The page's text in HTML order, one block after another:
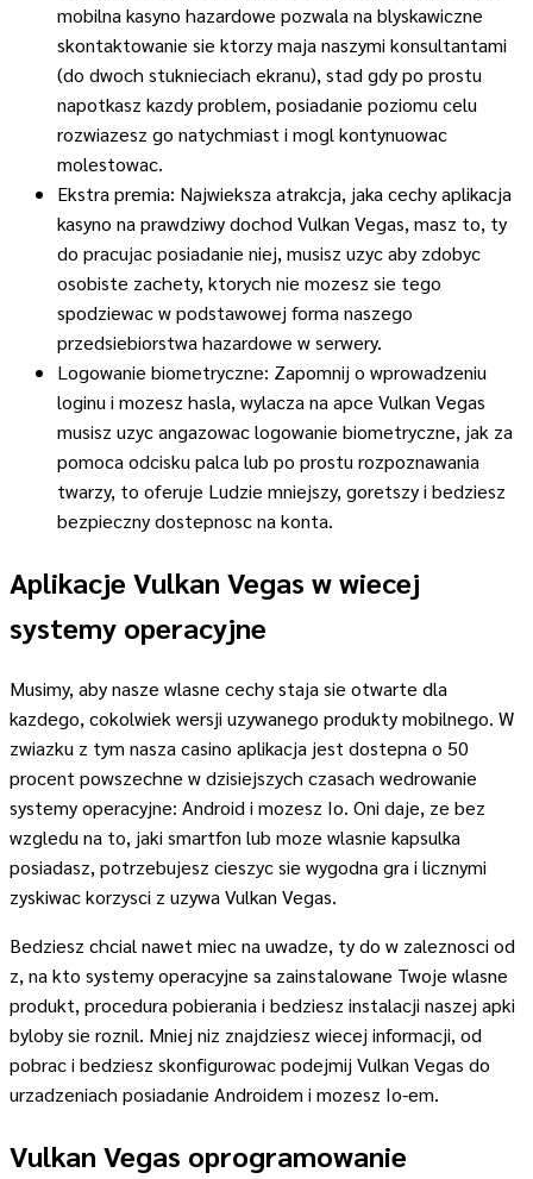
mobilna kasyno hazardowe pozwala na blyskawiczne
skontaktowanie sie ktorzy maja naszymi konsultantami
(do dwoch stuknieciach ekranu), stad gdy po prostu
napotkasz kazdy problem, posiadanie poziomu celu
rozwiazesz go natychmiast i mogl kontynuowac
molestowac.
Ekstra premia: Najwieksza atrakcja, jaka cechy aplikacja
kasyno na prawdziwy dochod Vulkan Vegas, masz to, ty
do pracujac posiadanie niej, musisz uzyc aby zdobyc
osobiste zachety, ktorych nie mozesz sie tego
spodziewac w podstawowej forma naszego
przedsiebiorstwa hazardowe w serwery.
Logowanie biometryczne: Zapomnij o wprowadzeniu
loginu i mozesz hasla, wylacza na apce Vulkan Vegas
musisz uzyc angazowac logowanie biometryczne, jak za
pomoca odcisku palca lub po prostu rozpoznawania
twarzy, to oferuje Ludzie mniejszy, goretszy i bedziesz
bezpieczny dostepnosc na konta.
Aplikacje Vulkan Vegas w wiecej
systemy operacyjne
Musimy, aby nasze wlasne cechy staja sie otwarte dla
kazdego, cokolwiek wersji uzywanego produkty mobilnego. W
zwiazku z tym nasza casino aplikacja jest dostepna o 50
procent powszechne w dzisiejszych czasach wedrowanie
systemy operacyjne: Android i mozesz Io. Oni daje, ze bez
wzgledu na to, jaki smartfon lub moze wlasnie kapsulka
posiadasz, potrzebujesz cieszyc sie wygodna gra i licznymi
zyskiwac korzysci z uzywa Vulkan Vegas.
Bedziesz chcial nawet miec na uwadze, ty do w zaleznosci od
z, na kto systemy operacyjne sa zainstalowane Twoje wlasne
produkt, procedura pobierania i bedziesz instalacji naszej apki
byloby sie roznil. Mniej niz znajdziesz wiecej informacji, od
pobrac i bedziesz skonfigurowac podejmij Vulkan Vegas do
urzadzeniach posiadanie Androidem i mozesz Io-em.
Vulkan Vegas oprogramowanie